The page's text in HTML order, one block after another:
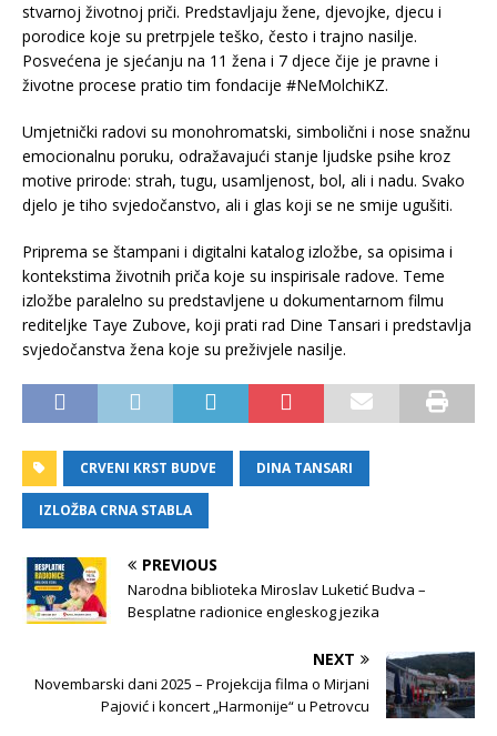
stvarnoj životnoj priči. Predstavljaju žene, djevojke, djecu i
porodice koje su pretrpjele teško, često i trajno nasilje.
Posvećena je sjećanju na 11 žena i 7 djece čije je pravne i
životne procese pratio tim fondacije #NeMolchiKZ.
Umjetnički radovi su monohromatski, simbolični i nose snažnu
emocionalnu poruku, odražavajući stanje ljudske psihe kroz
motive prirode: strah, tugu, usamljenost, bol, ali i nadu. Svako
djelo je tiho svjedočanstvo, ali i glas koji se ne smije ugušiti.
Priprema se štampani i digitalni katalog izložbe, sa opisima i
kontekstima životnih priča koje su inspirisale radove. Teme
izložbe paralelno su predstavljene u dokumentarnom filmu
rediteljke Taye Zubove, koji prati rad Dine Tansari i predstavlja
svjedočanstva žena koje su preživjele nasilje.
CRVENI KRST BUDVE DINA TANSARI
IZLOŽBA CRNA STABLA
PREVIOUS
Narodna biblioteka Miroslav Luketić Budva –
Besplatne radionice engleskog jezika
NEXT
Novembarski dani 2025 – Projekcija filma o Mirjani
Pajović i koncert „Harmonije“ u Petrovcu